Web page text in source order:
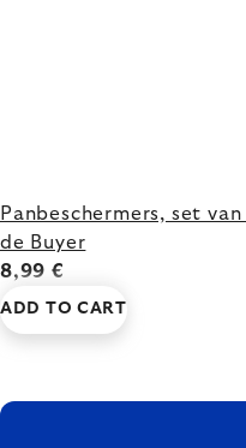
Panbeschermers, set
de Buyer
8,99 €
ADD TO CART
FOOTER